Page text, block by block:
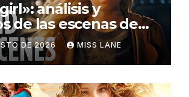
análisis y
de las escenas de
DE 2026 MISS LANE